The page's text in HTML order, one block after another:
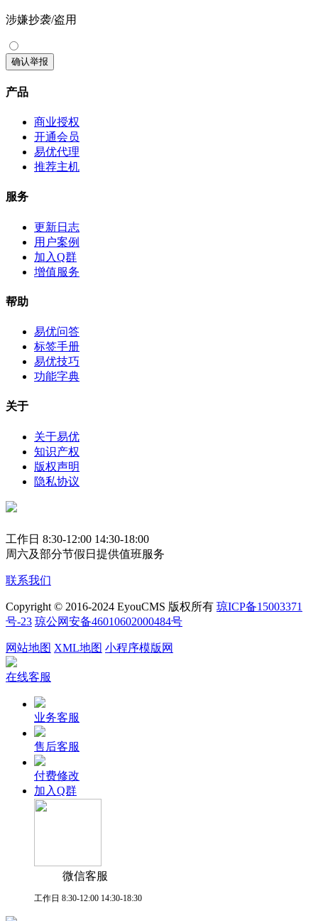
涉嫌抄袭/盗用
确认举报
产品
商业授权
开通会员
易优代理
推荐主机
服务
更新日志
用户案例
加入Q群
增值服务
帮助
易优问答
标签手册
易优技巧
功能字典
关于
关于易优
知识产权
版权声明
隐私协议
工作日 8:30-12:00 14:30-18:00
周六及部分节假日提供值班服务
联系我们
Copyright © 2016-2024 EyouCMS 版权所有 琼ICP备15003371
号-23 琼公网安备46010602000484号
网站地图 XML地图 小程序模版网
在线客服
业务客服
售后客服
付费修改
加入Q群
微信客服
工作日 8:30-12:00 14:30-18:30